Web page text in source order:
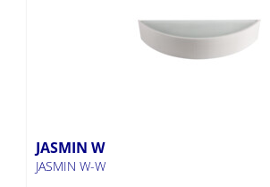
JASMIN W
JASMIN W-W